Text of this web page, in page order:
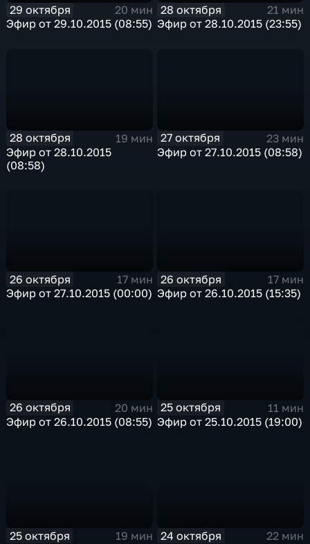
29 октября
20 мин
Эфир от 29.10.2015 (08:55)
28 октября
21 мин
Эфир от 28.10.2015 (23:55)
28 октября
19 мин
Эфир от 28.10.2015
(08:58)
27 октября
23 мин
Эфир от 27.10.2015 (08:58)
26 октября
17 мин
Эфир от 27.10.2015 (00:00)
26 октября
17 мин
Эфир от 26.10.2015 (15:35)
26 октября
20 мин
Эфир от 26.10.2015 (08:55)
25 октября
11 мин
Эфир от 25.10.2015 (19:00)
25 октября
19 мин
24 октября
22 мин